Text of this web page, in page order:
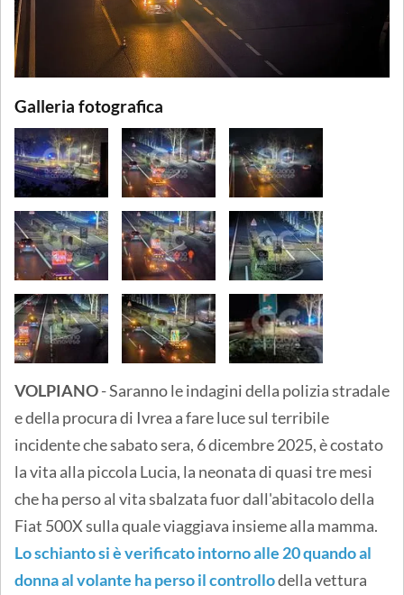
Galleria fotografica
VOLPIANO- Saranno le indagini della polizia stradale
e della procura di Ivrea a fare luce sul terribile
incidente che sabato sera, 6 dicembre 2025, è costato
la vita alla piccola Lucia, la neonata di quasi tre mesi
che ha perso al vita sbalzata fuor dall'abitacolo della
Fiat 500X sulla quale viaggiava insieme alla mamma.
Lo schianto si è verificato intorno alle 20 quando al
donna al volante ha perso il controllodella vettura